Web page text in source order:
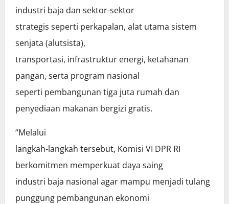
industri baja dan sektor-sektor
strategis seperti perkapalan, alat utama sistem
senjata (alutsista),
transportasi, infrastruktur energi, ketahanan
pangan, serta program nasional
seperti pembangunan tiga juta rumah dan
penyediaan makanan bergizi gratis.
“Melalui
langkah-langkah tersebut, Komisi VI DPR RI
berkomitmen memperkuat daya saing
industri baja nasional agar mampu menjadi tulang
punggung pembangunan ekonomi